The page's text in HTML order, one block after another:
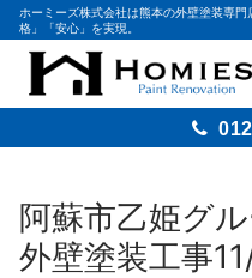
ホーミーズ株式会社は熊本の外壁塗装専
格」「安心」を実現。
阿蘇市乙姫グ
外壁塗装工事